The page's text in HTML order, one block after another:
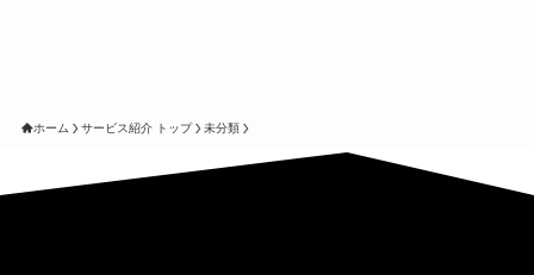
ホーム サービス紹介 トップ 未分類